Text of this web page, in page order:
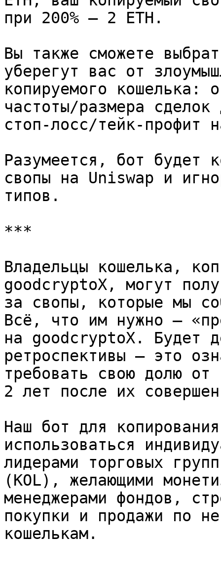
при 200% — 2 ETH.
Вы также сможете
уберегут вас от
копируемого кошелька:
частоты/размера
стоп-лосс/тейк-профит
Разумеется, бот будет
свопы на Uniswap и
типов.
***
Владельцы кошелька,
goodcryptoX, могут
за свопы, которые мы
Всё, что им нужно —
на goodcryptoX. Будет
ретроспективы — это
требовать свою долю
2 лет после их
Наш бот для
использоваться
лидерами торговых
(KOL), желающими
менеджерами фондов,
покупки и продажи по